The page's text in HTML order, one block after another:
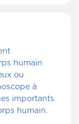
humain
ou
à
importants
humain.